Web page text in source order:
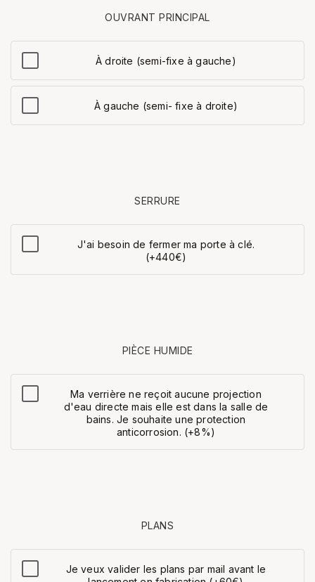
OUVRANT PRINCIPAL
À droite (semi-fixe à gauche)
À gauche (semi- fixe à droite)
SERRURE
J'ai besoin de fermer ma porte à clé.
(+440€)
PIÈCE HUMIDE
Ma verrière ne reçoit aucune projection
d'eau directe mais elle est dans la salle de
bains. Je souhaite une protection
anticorrosion. (+8%)
PLANS
Je veux valider les plans par mail avant le